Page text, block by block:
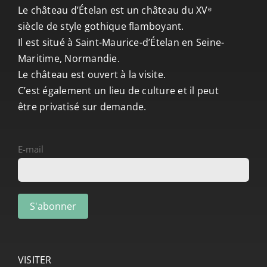
Le château d’Ételan est un château du XVᵉ
siècle de style gothique flamboyant.
Il est situé à Saint-Maurice-d’Ételan en Seine-
Maritime, Normandie.
Le château est ouvert à la visite.
C’est également un lieu de culture et il peut
être privatisé sur demande.
E-mail
VISITER